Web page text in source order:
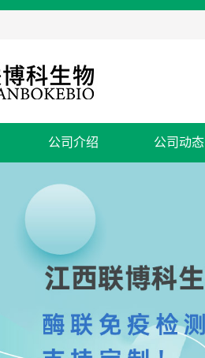
公司介绍 公司动态